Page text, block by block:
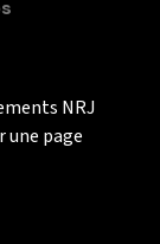
NRJ
une page